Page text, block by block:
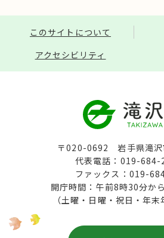
このサイトについて
アクセシビリティ
〒020-0692 岩手県滝沢
代表電話：019-
ファックス：019-
開庁時間：午前8時30分か
（土曜・日曜・祝日・年末